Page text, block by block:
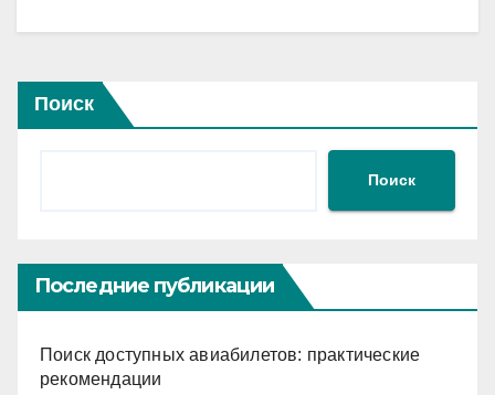
Поиск
Поиск
Последние публикации
Поиск доступных авиабилетов: практические
рекомендации